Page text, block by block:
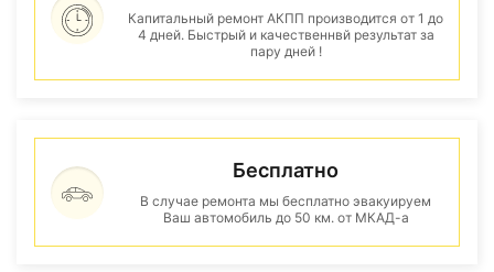
Капитальный ремонт АКПП производится от 1 до
4 дней. Быстрый и качественнвй результат за
пару дней !
Бесплатно
В случае ремонта мы бесплатно эвакуируем
Ваш автомобиль до 50 км. от МКАД-а